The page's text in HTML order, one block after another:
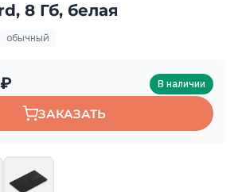
8 Гб, белая
обычный
В наличии
ЗАКАЗАТЬ